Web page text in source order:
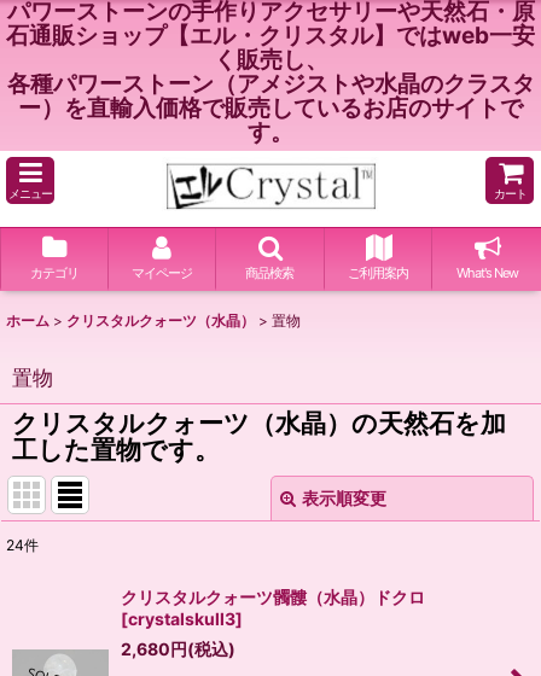
パワーストーンの手作りアクセサリーや天然石・原
石通販ショップ【エル・クリスタル】ではweb一安
く販売し、
各種パワーストーン（アメジストや水晶のクラスタ
ー）を直輸入価格で販売しているお店のサイトで
す。
メニュー カート
カテゴリ マイページ 商品検索 ご利用案内 What's New
ホーム > クリスタルクォーツ（水晶） > 置物
置物
クリスタルクォーツ（水晶）の天然石を加
工した置物です。
表示順変更
24件
クリスタルクォーツ髑髏（水晶）ドクロ
[crystalskull3]
2,680円(税込)